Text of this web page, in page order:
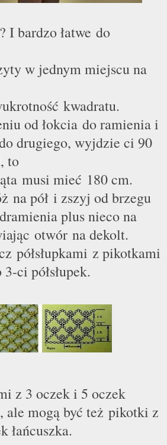
I bardzo łatwe do
w jednym miejscu na
kwadratu.
od łokcia do ramienia i
drugiego, wyjdzie ci 90
to
musi mieć 180 cm.
na pół i zszyj od brzegu
plus nieco na
otwór na dekolt.
półsłupkami z pikotkami
ci półsłupek.
z 3 oczek i 5 oczek
ale mogą być też pikotki z
łańcuszka.